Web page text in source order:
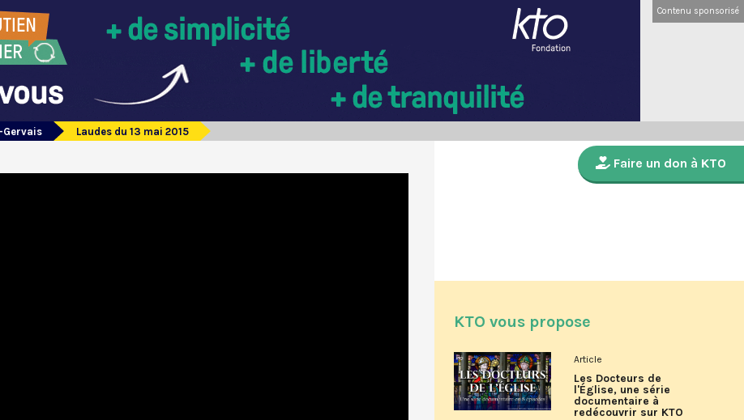
Contenu sponsorisé
Gervais Laudes du 13 mai 2015
Faire un don à KTO
KTO vous propose
Article
Les Docteurs de
l'Église, une série
documentaire à
redécouvrir sur KTO